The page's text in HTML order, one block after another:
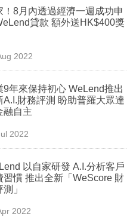
！8月內透過經濟一週成功申
貸款 額外送HK$400獎
2022
9年來保持初心 WeLend推出
A.I.財務評測 盼助普羅大眾達
融自主
2022
以自家研發 A.I.分析客戶
全新「WeScore 財
」
2022